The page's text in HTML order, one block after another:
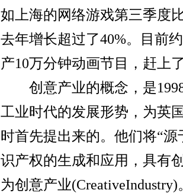
如上海的网络游戏第三季度
去年增长超过了40%。目前
产10万分钟动画节目，赶上
创意产业的概念，是1998
工业时代的发展形势，为英
时首先提出来的。他们将“
识产权的生成和应用，具有
为创意产业